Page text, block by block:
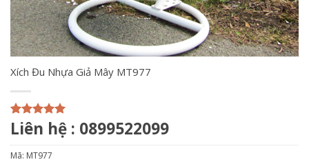
Xích Đu Nhựa Giả Mây MT977
5.00trên 5
dựa trên
1
đánh giá
Liên hệ : 0899522099
Mã: MT977